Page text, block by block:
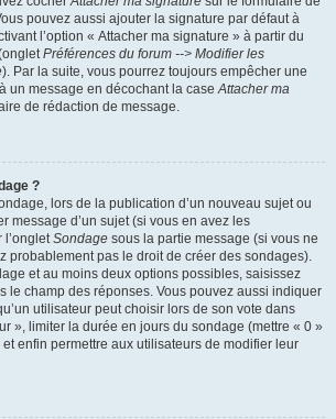
pouvez aussi ajouter la signature par défaut à
l’option « Attacher ma signature » à partir du
Préférences du forum --> Modifier les
). Par la suite, vous pourrez toujours empêcher une
un message en décochant la caseAttacher ma
de rédaction de message.
?
lors de la publication d’un nouveau sujet ou
message d’un sujet (si vous en avez les
l’ongletSondage sous la partie message (si vous ne
probablement pas le droit de créer des sondages).
et au moins deux options possibles, saisissez
le champ des réponses. Vous pouvez aussi indiquer
utilisateur peut choisir lors de son vote dans
», limiter la durée en jours du sondage (mettre « 0 »
enfin permettre aux utilisateurs de modifier leur